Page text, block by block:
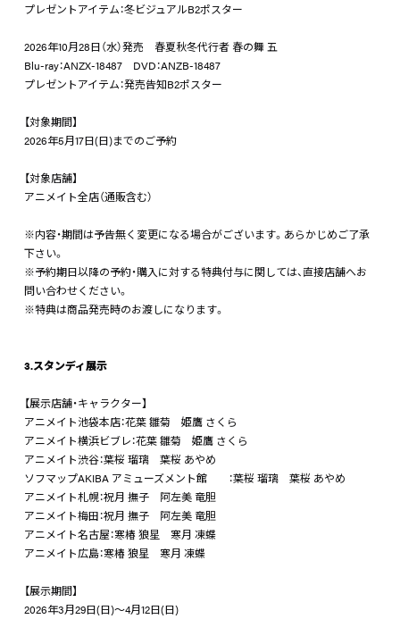
プレゼントアイテム：冬ビジュアルB2ポスター
2026年10月28日（水）発売 春夏秋冬代行者 春の舞 五
Blu-ray：ANZX-18487 DVD：ANZB-18487
プレゼントアイテム：発売告知B2ポスター
【対象期間】
2026年5月17日(日)までのご予約
【対象店舗】
アニメイト全店（通販含む）
※内容・期間は予告無く変更になる場合がございます。あらかじめご了承
下さい。
※予約期日以降の予約・購入に対する特典付与に関しては、直接店舗へお
問い合わせください。
※特典は商品発売時のお渡しになります。
3.スタンディ展示
【展示店舗・キャラクター】
アニメイト池袋本店：花葉 雛菊 姫鷹 さくら
アニメイト横浜ビブレ：花葉 雛菊 姫鷹 さくら
アニメイト渋谷：葉桜 瑠璃 葉桜 あやめ
ソフマップAKIBA アミューズメント館 ：葉桜 瑠璃 葉桜 あやめ
アニメイト札幌：祝月 撫子 阿左美 竜胆
アニメイト梅田：祝月 撫子 阿左美 竜胆
アニメイト名古屋：寒椿 狼星 寒月 凍蝶
アニメイト広島：寒椿 狼星 寒月 凍蝶
【展示期間】
2026年3月29日(日)～4月12日(日)